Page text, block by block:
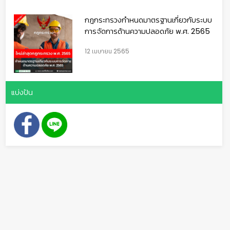
กฎกระทรวงกำหนดมาตรฐานเกี่ยวกับระบบ
การจัดการด้านความปลอดภัย พ.ศ. 2565
12 เมษายน 2565
แบ่งปัน